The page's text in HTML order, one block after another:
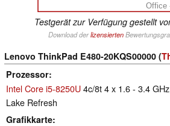
Office
Testgerät zur Verfügung gestellt
Download derlizensierten
Lenovo ThinkPad E480-20KQS00000 (
Prozessor
Intel Core i5-8250U4c/8t 4 x 1.6 - 3.4
Lake Refresh
Grafikkarte